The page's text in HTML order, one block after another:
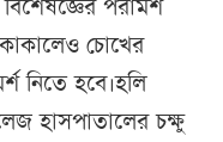
পরামর্শ
চোখের
নিতে হবে।হলি
হাসপাতালের চক্ষু